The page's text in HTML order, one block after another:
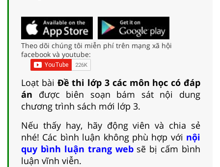
Theo dõi chúng tôi miễn phí trên mạng xã hội
facebook và youtube:
Loạt bài Đề thi lớp 3 các môn học có đáp
án được biên soạn bám sát nội dung
chương trình sách mới lớp 3.
Nếu thấy hay, hãy động viên và chia sẻ
nhé! Các bình luận không phù hợp với nội
quy bình luận trang websẽ bị cấm bình
luận vĩnh viễn.